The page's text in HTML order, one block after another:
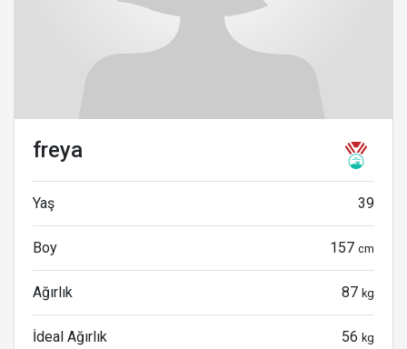
freya
Yaş 39
Boy 157 cm
Ağırlık 87 kg
İdeal Ağırlık 56 kg